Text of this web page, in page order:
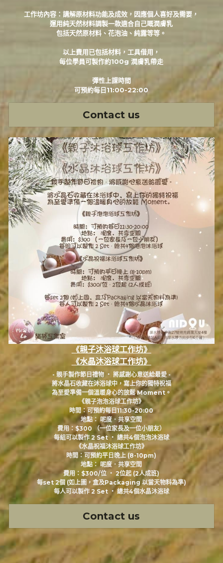
工作坊內容：講解原材料功能及成效，因應個人喜好及需要，
運用純天然材料調製一款適合自己嘅潤膚乳
包括天然原材料、花泡油、純露等等。
以上費用已包括材料，工具借用，
每位學員可製作約100g 潤膚乳帶走
彈性上課時間
可預約每日11:00-22:00
Contact us
《親子沐浴球工作坊》
《水晶沐浴球工作坊》
- 親手製作節日禮物 ‧ 將感謝心意送給最愛 -
將水晶石收藏在沐浴球中，寫上你的獨特祝福
為至愛準備一個溫暖身心的放鬆 Moment。
《親子泡泡浴球工作坊》
時間：可預約每日11:30-20:00
地點： 呢度．共享空間
費用：$300 （一位家長及一位小朋友）
每組可以製作 2 Set ‧ 總共4個泡泡沐浴球
《水晶祝福沐浴球工作坊》
時間：可預約平日晚上 (8-10pm)
地點： 呢度．共享空間
費用：$300/位 ‧ 2位起 (2人成班)
每set 2個 (如上圖，盒及Packaging 以當天物料為準)
每人可以製作 2 Set ‧ 總共4個水晶沐浴球
Contact us